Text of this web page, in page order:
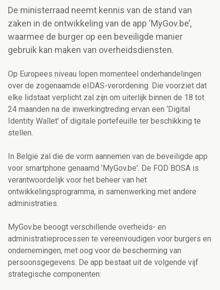
De ministerraad neemt kennis van de stand van
zaken in de ontwikkeling van de app ‘MyGov.be’,
waarmee de burger op een beveiligde manier
gebruik kan maken van overheidsdiensten.
Op Europees niveau lopen momenteel onderhandelingen
over de zogenaamde eIDAS-verordening. Die voorziet dat
elke lidstaat verplicht zal zijn om uiterlijk binnen de 18 tot
24 maanden na de inwerkingtreding ervan een ‘Digital
Identity Wallet’ of digitale portefeuille ter beschikking te
stellen.
In België zal die de vorm aannemen van de beveiligde app
voor smartphone genaamd 'MyGov.be'. De FOD BOSA is
verantwoordelijk voor het beheer van het
ontwikkelingsprogramma, in samenwerking met andere
administraties.
MyGov.be beoogt verschillende overheids- en
administratieprocessen te vereenvoudigen voor burgers en
ondernemingen, met oog voor de bescherming van
persoonsgegevens. De app bestaat uit de volgende vijf
strategische componenten: